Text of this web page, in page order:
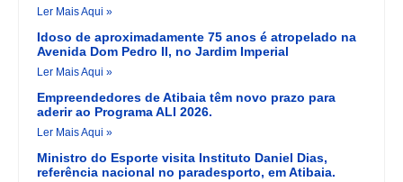
Ler Mais Aqui »
Idoso de aproximadamente 75 anos é atropelado na
Avenida Dom Pedro II, no Jardim Imperial
Ler Mais Aqui »
Empreendedores de Atibaia têm novo prazo para
aderir ao Programa ALI 2026.
Ler Mais Aqui »
Ministro do Esporte visita Instituto Daniel Dias,
referência nacional no paradesporto, em Atibaia.